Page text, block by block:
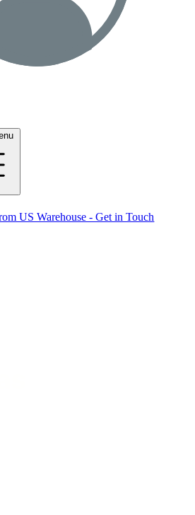
US Warehouse - Get in Touch